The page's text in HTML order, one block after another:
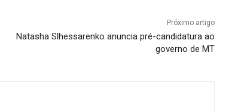
Próximo artigo
Natasha Slhessarenko anuncia pré-candidatura ao
governo de MT